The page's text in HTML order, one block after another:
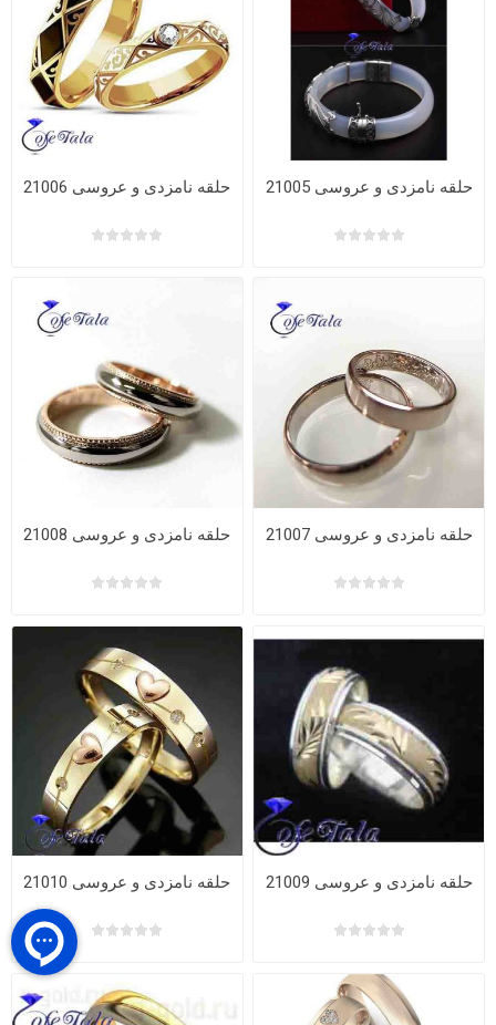
حلقه نامزدی و عروسی 21005 حلقه نامزدی و عروسی 21006
حلقه نامزدی و عروسی 21007 حلقه نامزدی و عروسی 21008
حلقه نامزدی و عروسی 21009 حلقه نامزدی و عروسی 21010